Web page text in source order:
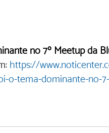
no 7º Meetup da
https://
o-tema-dominante-no-